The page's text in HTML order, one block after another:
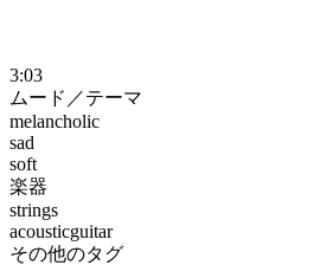
3:03
ムード／テーマ
melancholic
sad
soft
楽器
strings
acousticguitar
その他のタグ